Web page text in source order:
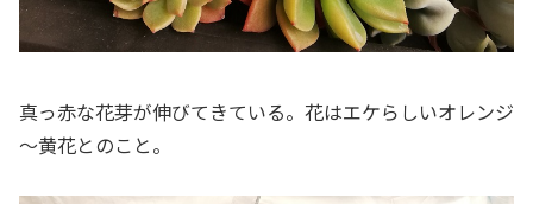
真っ赤な花芽が伸びてきている。花はエケらしいオレンジ
～黄花とのこと。